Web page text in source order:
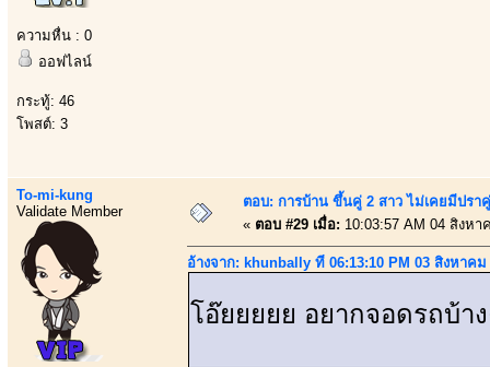
ความหื่น : 0
ออฟไลน์
กระทู้: 46
โพสต์: 3
To-mi-kung
Validate Member
ตอบ: การบ้าน ขึ้นคู่ 2 สาว ไม่เคยมีปร
« ตอบ #29 เมื่อ: 10:03:57 AM 04 สิงหา
อ้างจาก: khunbally ที่ 06:13:10 PM 03 สิงหาคม
โอ๊ยยยยย อยากจอดรถบ้า